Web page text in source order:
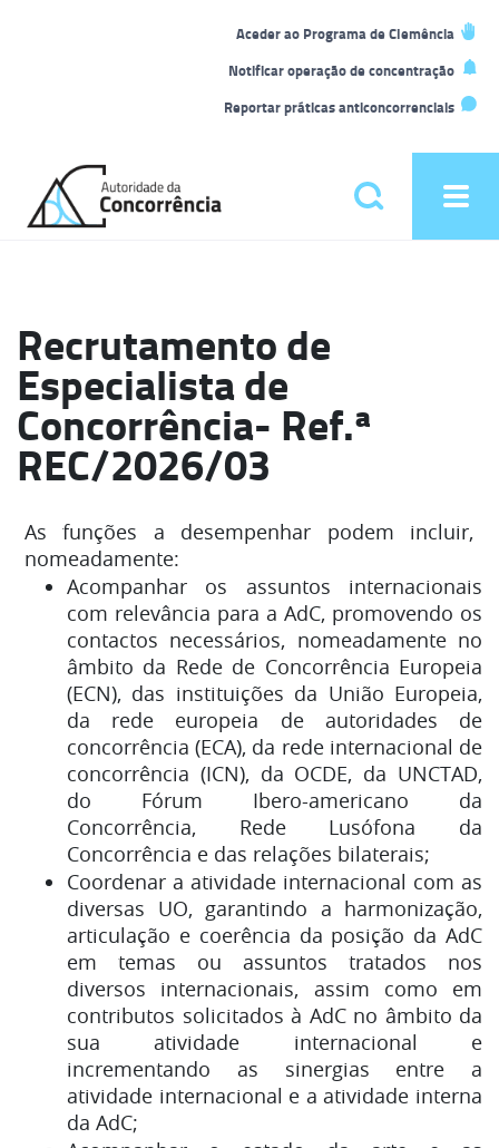
Aceder ao Programa de Clemência
Notificar operação de concentração
Reportar práticas anticoncorrenciais
home
Pesquisar
Recrutamento de
Especialista de
Concorrência- Ref.ª
REC/2026/03
As funções a desempenhar podem incluir,
nomeadamente:
Acompanhar os assuntos internacionais
com relevância para a AdC, promovendo os
contactos necessários, nomeadamente no
âmbito da Rede de Concorrência Europeia
(ECN), das instituições da União Europeia,
da rede europeia de autoridades de
concorrência (ECA), da rede internacional de
concorrência (ICN), da OCDE, da UNCTAD,
do Fórum Ibero-americano da
Concorrência, Rede Lusófona da
Concorrência e das relações bilaterais;
Coordenar a atividade internacional com as
diversas UO, garantindo a harmonização,
articulação e coerência da posição da AdC
em temas ou assuntos tratados nos
diversos internacionais, assim como em
contributos solicitados à AdC no âmbito da
sua atividade internacional e
incrementando as sinergias entre a
atividade internacional e a atividade interna
da AdC;